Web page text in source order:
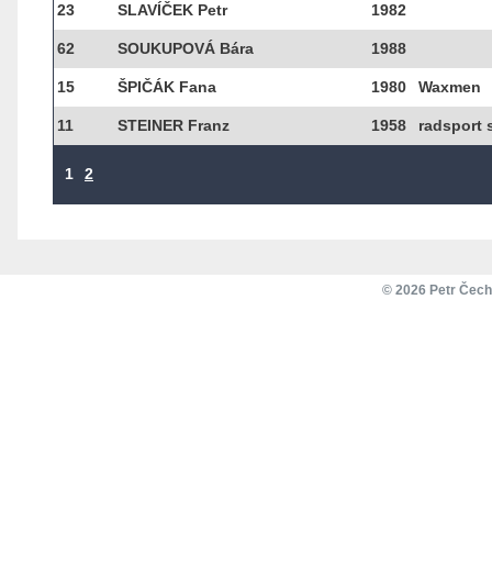
23 SLAVÍČEK Petr 1982
62 SOUKUPOVÁ Bára 1988
15 ŠPIČÁK Fana 1980 Waxmen
11 STEINER Franz 1958 radsport
1 2
© 2026 Petr